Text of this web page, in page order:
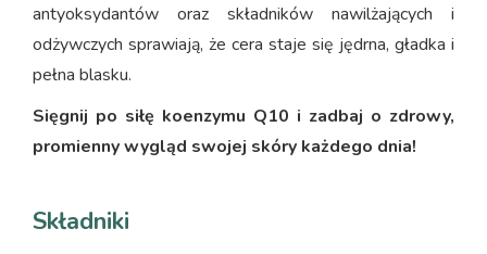
antyoksydantów oraz składników nawilżających i
odżywczych sprawiają, że cera staje się jędrna, gładka i
pełna blasku.
Sięgnij po siłę koenzymu Q10 i zadbaj o zdrowy,
promienny wygląd swojej skóry każdego dnia!
Składniki